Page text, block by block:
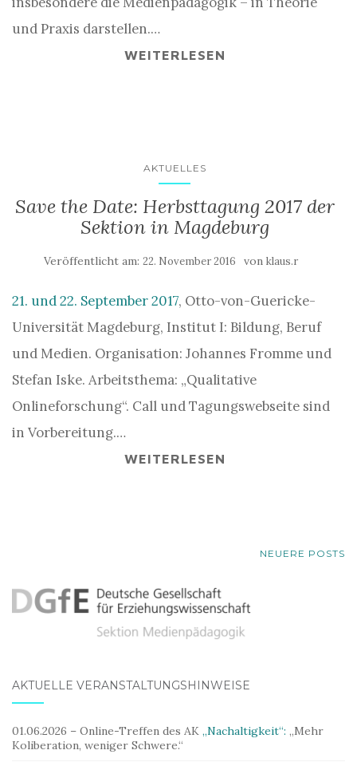
und Praxis darstellen.…
WEITERLESEN
AKTUELLES
Save the Date: Herbsttagung 2017 der
Sektion in Magdeburg
Veröffentlicht am: 22. November 2016 von klaus.r
21. und 22. September 2017, Otto-von-Guericke-
Universität Magdeburg, Institut I: Bildung, Beruf
und Medien. Organisation: Johannes Fromme und
Stefan Iske. Arbeitsthema: „Qualitative
Onlineforschung“. Call und Tagungswebseite sind
in Vorbereitung.…
WEITERLESEN
BEITRAGSNAVIGATIONNEUERE POSTS
AKTUELLE VERANSTALTUNGSHINWEISE
01.06.2026 – Online-Treffen des AK „Nachaltigkeit“: „Mehr
Koliberation, weniger Schwere.“